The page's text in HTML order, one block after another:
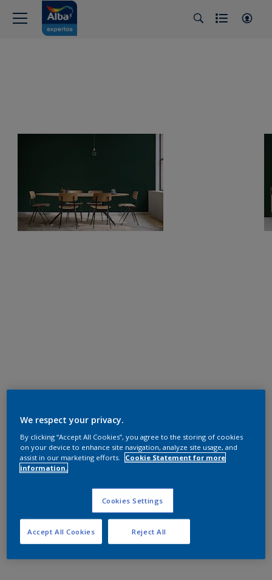
We respect your privacy.
By clicking “Accept All Cookies”, you agree to the storing of cookies
on your device to enhance site navigation, analyze site usage, and
assist in our marketing efforts.
Cookie Statement for more
information.
Cookies Settings
Reject All
Accept All Cookies